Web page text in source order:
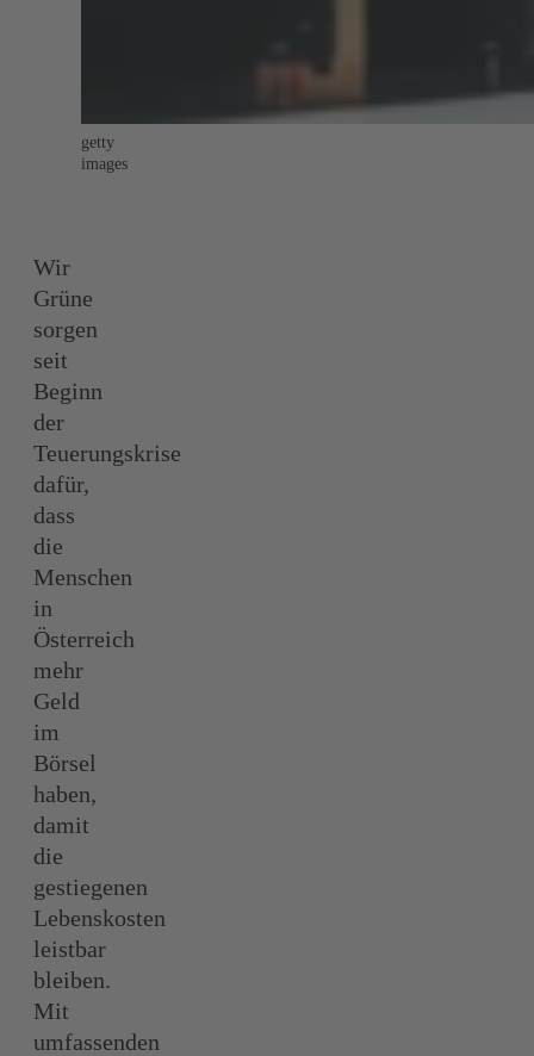
getty
images
Wir
Grüne
sorgen
seit
Beginn
der
Teuerungskrise
dafür,
dass
die
Menschen
in
Österreich
mehr
Geld
im
Börsel
haben,
damit
die
gestiegenen
Lebenskosten
leistbar
bleiben.
Mit
umfassenden